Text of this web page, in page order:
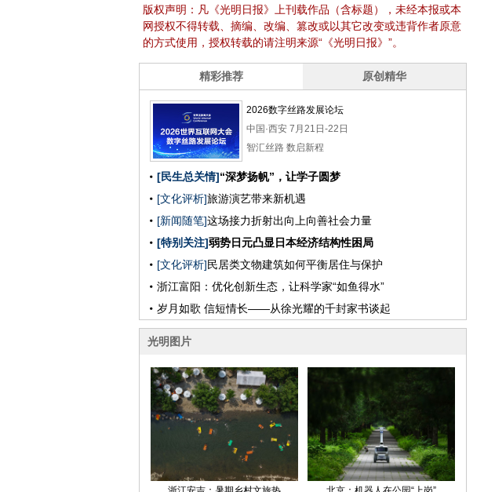
版权声明：凡《光明日报》上刊载作品（含标题），未经本报或本
网授权不得转载、摘编、改编、篡改或以其它改变或违背作者原意
的方式使用，授权转载的请注明来源“《光明日报》”。